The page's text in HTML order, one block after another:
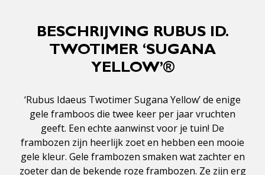
BESCHRIJVING RUBUS ID.
TWOTIMER ‘SUGANA
YELLOW’®
‘Rubus Idaeus Twotimer Sugana Yellow’ de enige
gele framboos die twee keer per jaar vruchten
geeft. Een echte aanwinst voor je tuin! De
frambozen zijn heerlijk zoet en hebben een mooie
gele kleur. Gele frambozen smaken wat zachter en
zoeter dan de bekende roze frambozen. Ze zijn erg